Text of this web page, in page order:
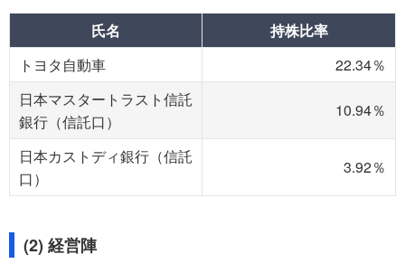
氏名
持株比率
トヨタ自動車
22.34％
日本マスタートラスト信託
銀行（信託口）
10.94％
日本カストディ銀行（信託
口）
3.92％
(2) 経営陣